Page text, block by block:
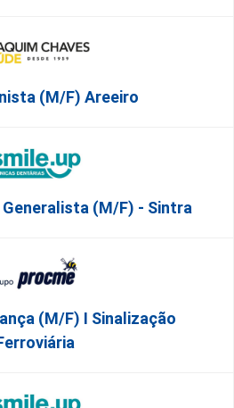
(M/F) Areeiro
(M/F) - Sintra
(m/f) I Sinalização